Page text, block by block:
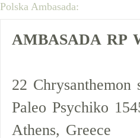
Polska Ambasada:
AMBASADA RP
22 Chrysanthemon
Paleo Psychiko
Athens, Greece